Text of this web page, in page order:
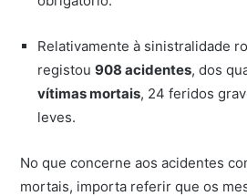
Relativamente à sinistralidade
registou908 acidentes, dos
vítimas mortais, 24 feridos
leves.
No que concerne aos acidentes
mortais, importa referir que os